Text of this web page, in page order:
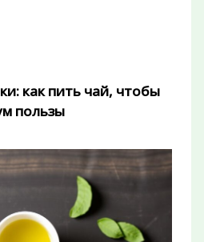
как пить чай, чтобы
пользы